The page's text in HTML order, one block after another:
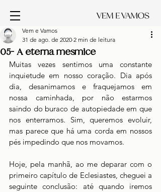
05- A eterna mesmice
Vem e Vamos
31 de ago. de 2020 2 min de leitura
Muitas vezes sentimos uma constante
inquietude em nosso coração. Dia após
dia, desanimamos e fraquejamos em
nossa caminhada, por não estarmos
saindo do buraco de autopiedade em que
nos enterramos. Sim, queremos evoluir,
mas parece que há uma corda em nossos
pés impedindo que nos movamos.
Hoje, pela manhã, ao me deparar com o
primeiro capítulo de Eclesiastes, cheguei a
seguinte conclusão: até quando iremos